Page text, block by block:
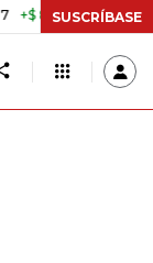
+2,19% TASA
SUSCRÍBASE